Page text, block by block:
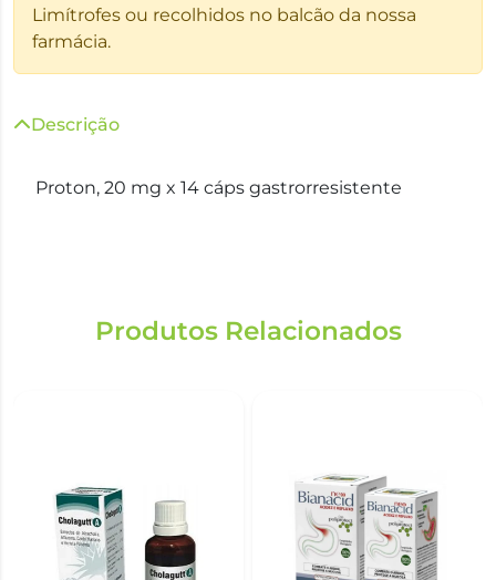
Limítrofes ou recolhidos no balcão da nossa
farmácia.
Descrição
Proton, 20 mg x 14 cáps gastrorresistente
Produtos Relacionados